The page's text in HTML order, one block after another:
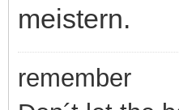
meistern.
remember